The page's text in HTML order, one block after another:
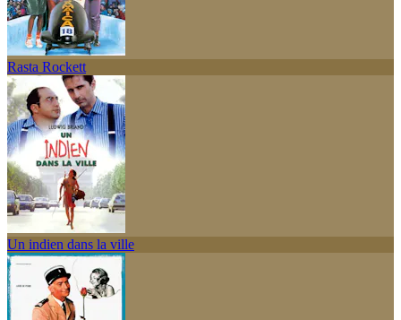
Rasta Rockett
Un indien dans la ville